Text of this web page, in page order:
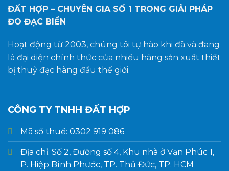
ĐẤT HỢP – CHUYÊN GIA SỐ 1 TRONG GIẢI PHÁP
ĐO ĐẠC BIỂN
Hoạt động từ 2003, chúng tôi tự hào khi đã và đang
là đại diện chính thức của nhiều hãng sản xuất thiết
bị thuỷ đạc hàng đầu thế giới.
CÔNG TY TNHH ĐẤT HỢP
Mã số thuế: 0302 919 086
Địa chỉ: Số 2, Đường số 4, Khu nhà ở Vạn Phúc 1,
P. Hiệp Bình Phước, TP. Thủ Đức, TP. HCM